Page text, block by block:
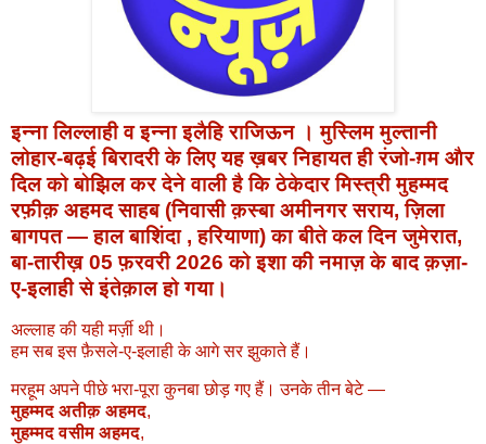
इन्ना लिल्लाही व इन्ना इलैहि राजिऊन । मुस्लिम मुल्तानी
लोहार-बढ़ई बिरादरी के लिए यह ख़बर निहायत ही रंजो-ग़म और
दिल को बोझिल कर देने वाली है कि ठेकेदार मिस्त्रीमुहम्मद
रफ़ीक़ अहमद साहब(निवासी क़स्बा अमीनगर सराय, ज़िला
बागपत — हाल बाशिंदा , हरियाणा) का बीते कल दिन जुमेरात,
बा-तारीख़ 05 फ़रवरी 2026 को इशा की नमाज़ के बाद क़ज़ा-
ए-इलाही से इंतेक़ाल हो गया।
अल्लाह की यही मर्ज़ी थी।
हम सब इस फ़ैसले-ए-इलाही के आगे सर झुकाते हैं।
मरहूम अपने पीछे भरा-पूरा कुनबा छोड़ गए हैं। उनके तीन बेटे —
मुहम्मद अतीक़ अहमद,
मुहम्मद वसीम अहमद,